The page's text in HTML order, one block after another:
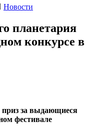
Новости
планетария
конкурсе в
за выдающиеся
фестивале